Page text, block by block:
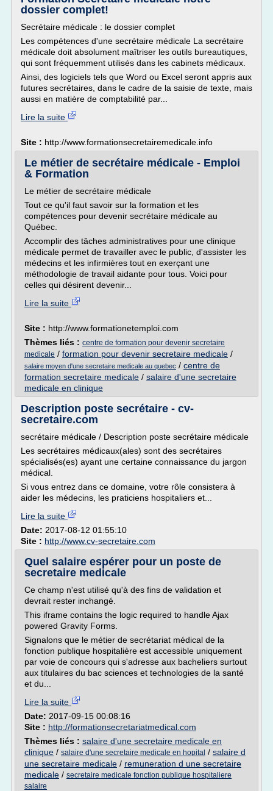
dossier complet!
Secrétaire médicale : le dossier complet
Les compétences d'une secrétaire médicale La secrétaire
médicale doit absolument maîtriser les outils bureautiques,
qui sont fréquemment utilisés dans les cabinets médicaux.
Ainsi, des logiciels tels que Word ou Excel seront appris aux
futures secrétaires, dans le cadre de la saisie de texte, mais
aussi en matière de comptabilité par...
Lire la suite
Site : http://www.formationsecretairemedicale.info
Le métier de secrétaire médicale - Emploi
& Formation
Le métier de secrétaire médicale
Tout ce qu'il faut savoir sur la formation et les
compétences pour devenir secrétaire médicale au
Québec.
Accomplir des tâches administratives pour une clinique
médicale permet de travailler avec le public, d'assister les
médecins et les infirmières tout en exerçant une
méthodologie de travail aidante pour tous. Voici pour
celles qui désirent devenir...
Lire la suite
Site : http://www.formationetemploi.com
Thèmes liés : centre de formation pour devenir secretaire
medicale / formation pour devenir secretaire medicale /
salaire moyen d'une secretaire medicale au quebec / centre de
formation secretaire medicale / salaire d'une secretaire
medicale en clinique
Description poste secrétaire - cv-
secretaire.com
secrétaire médicale / Description poste secrétaire médicale
Les secrétaires médicaux(ales) sont des secrétaires
spécialisés(es) ayant une certaine connaissance du jargon
médical.
Si vous entrez dans ce domaine, votre rôle consistera à
aider les médecins, les praticiens hospitaliers et...
Lire la suite
Date: 2017-08-12 01:55:10
Site : http://www.cv-secretaire.com
Quel salaire espérer pour un poste de
secretaire medicale
Ce champ n'est utilisé qu'à des fins de validation et
devrait rester inchangé.
This iframe contains the logic required to handle Ajax
powered Gravity Forms.
Signalons que le métier de secrétariat médical de la
fonction publique hospitalière est accessible uniquement
par voie de concours qui s'adresse aux bacheliers surtout
aux titulaires du bac sciences et technologies de la santé
et du...
Lire la suite
Date: 2017-09-15 00:08:16
Site : http://formationsecretariatmedical.com
Thèmes liés : salaire d'une secretaire medicale en
clinique / salaire d'une secretaire medicale en hopital / salaire d
une secretaire medicale / remuneration d une secretaire
medicale / secretaire medicale fonction publique hospitaliere
salaire